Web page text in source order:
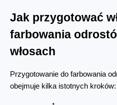
Jak przygotować
farbowania
włosach
Przygotowanie do farbowania
obejmuje kilka istotnych kroków: